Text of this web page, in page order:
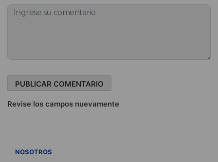
Revise los campos nuevamente
NOSOTROS